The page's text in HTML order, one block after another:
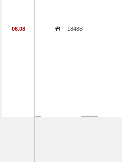
06.08 18488